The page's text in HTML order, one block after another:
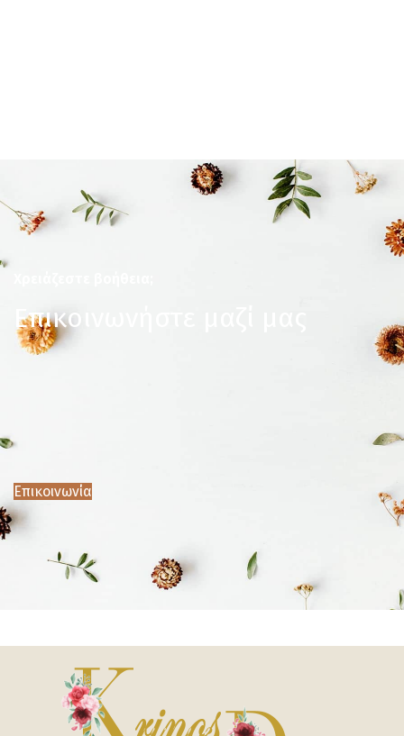
Επικοινωνήστε μαζί μας
Επικοινωνία